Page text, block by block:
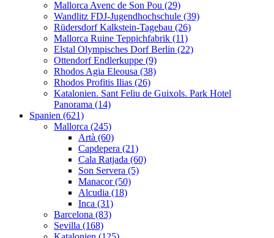
Mallorca Avenc de Son Pou (29)
Wandlitz FDJ-Jugendhochschule (39)
Rüdersdorf Kalkstein-Tagebau (26)
Mallorca Ruine Teppichfabrik (11)
Elstal Olympisches Dorf Berlin (22)
Ottendorf Endlerkuppe (9)
Rhodos Agia Eleousa (38)
Rhodos Profitis Ilias (26)
Katalonien. Sant Feliu de Guixols. Park Hotel
Panorama (14)
Spanien (621)
Mallorca (245)
Artà (60)
Capdepera (21)
Cala Ratjada (60)
Son Servera (5)
Manacor (50)
Alcudia (18)
Inca (31)
Barcelona (83)
Sevilla (168)